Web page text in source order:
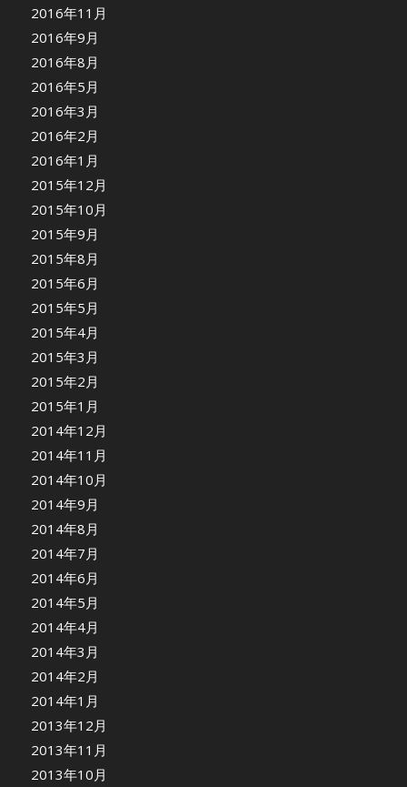
2016年11月
2016年9月
2016年8月
2016年5月
2016年3月
2016年2月
2016年1月
2015年12月
2015年10月
2015年9月
2015年8月
2015年6月
2015年5月
2015年4月
2015年3月
2015年2月
2015年1月
2014年12月
2014年11月
2014年10月
2014年9月
2014年8月
2014年7月
2014年6月
2014年5月
2014年4月
2014年3月
2014年2月
2014年1月
2013年12月
2013年11月
2013年10月